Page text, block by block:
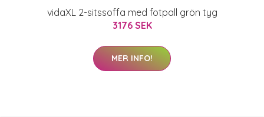
vidaXL 2-sitssoffa med fotpall grön tyg
3176 SEK
MER INFO!